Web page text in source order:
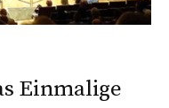
Einmalige